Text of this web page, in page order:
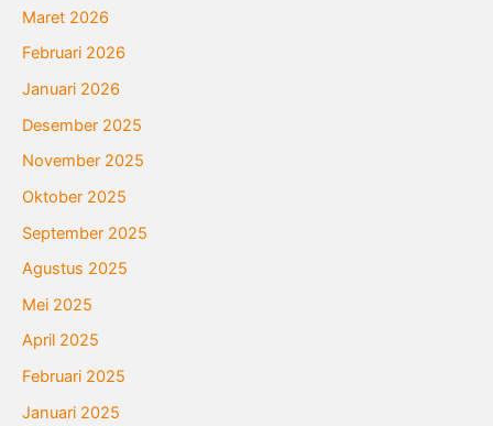
Maret 2026
Februari 2026
Januari 2026
Desember 2025
November 2025
Oktober 2025
September 2025
Agustus 2025
Mei 2025
April 2025
Februari 2025
Januari 2025